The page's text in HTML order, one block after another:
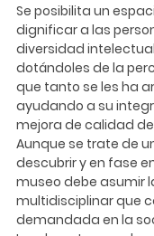
Se posibilita un
dignificar a las
diversidad
dotándoles de la
que tanto se les ha
ayudando a su
mejora de calidad de
Aunque se trate de
descubrir y en fase
museo debe asumir
multidisciplinar que
demandada en la